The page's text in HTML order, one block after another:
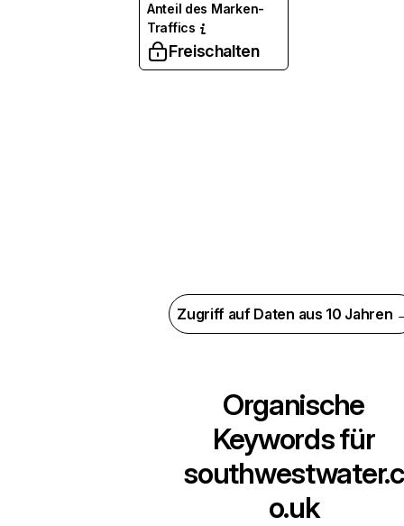
Anteil des Marken-
Traffics
Freischalten
Zugriff auf Daten aus 10 Jahren
Organische
Keywords für
southwestwater.c
o.uk